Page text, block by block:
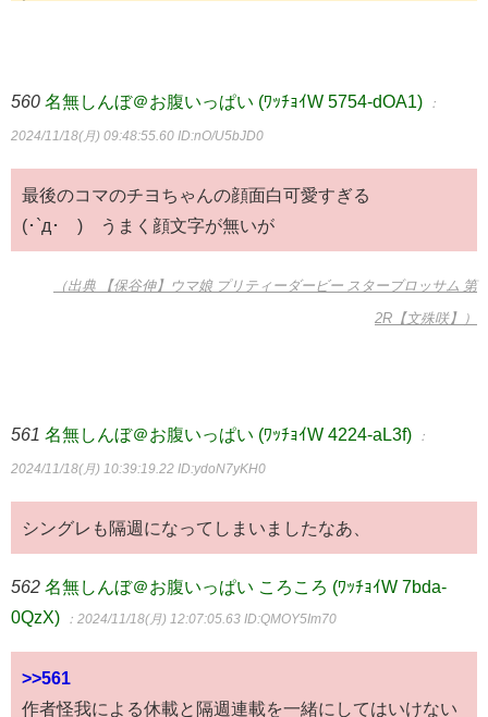
560 名無しんぼ＠お腹いっぱい (ﾜｯﾁｮｲW 5754-dOA1) ：
2024/11/18(月) 09:48:55.60 ID:nO/U5bJD0
最後のコマのチヨちゃんの顔面白可愛すぎる
(･`д･´) うまく顔文字が無いが
（出典 【保谷伸】ウマ娘 プリティーダービー スターブロッサム 第
2R【文殊咲】）
561 名無しんぼ＠お腹いっぱい (ﾜｯﾁｮｲW 4224-aL3f) ：
2024/11/18(月) 10:39:19.22 ID:ydoN7yKH0
シングレも隔週になってしまいましたなあ、
562 名無しんぼ＠お腹いっぱい ころころ (ﾜｯﾁｮｲW 7bda-
0QzX)
：2024/11/18(月) 12:07:05.63 ID:QMOY5Im70
>>561
作者怪我による休載と隔週連載を一緒にしてはいけない